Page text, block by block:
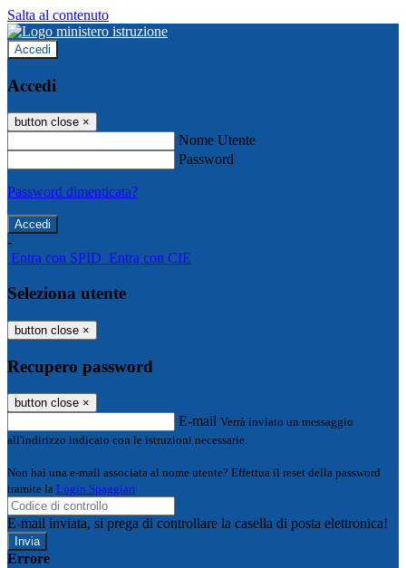
Salta al contenuto
Accedi
Accedi
button close ×
Nome Utente
Password
Password dimenticata?
-
Entra con SPID Entra con CIE
Seleziona utente
button close ×
Recupero password
button close ×
E-mail Verrà inviato un messaggio
all'indirizzo indicato con le istruzioni necessarie.
Non hai una e-mail associata al nome utente? Effettua il reset della password
tramite la Login Spaggiari
E-mail inviata, si prega di controllare la casella di posta elettronica!
Errore